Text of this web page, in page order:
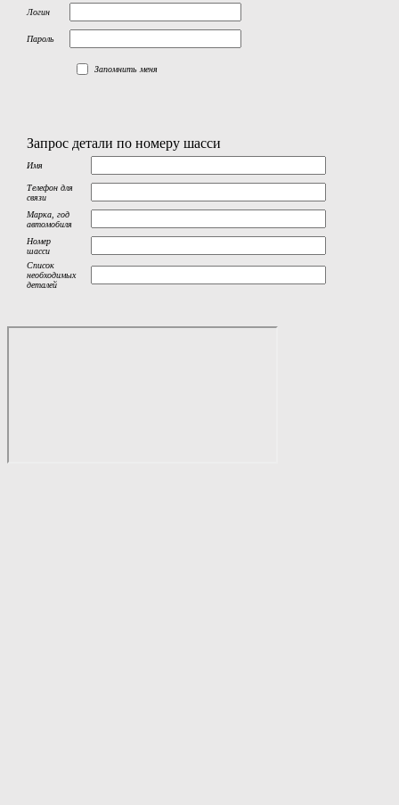
Логин
Пароль
Запомнить меня
Запрос детали по номеру шасси
Имя
Телефон для
связи
Марка, год
автомобиля
Номер
шасси
Список
необходимых
деталей